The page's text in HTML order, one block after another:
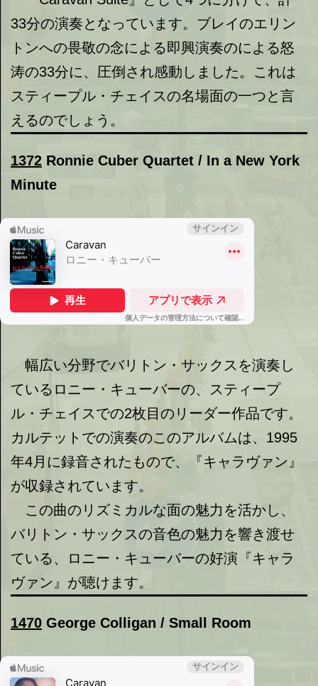
33分の演奏となっています。ブレイのエリン
トンへの畏敬の念による即興演奏のによる怒
涛の33分に、圧倒され感動しました。これは
スティープル・チェイスの名場面の一つと言
えるのでしょう。
1372 Ronnie Cuber Quartet / In a New York
Minute
幅広い分野でバリトン・サックスを演奏し
ているロニー・キューバーの、スティープ
ル・チェイスでの2枚目のリーダー作品です。
カルテットでの演奏のこのアルバムは、1995
年4月に録音されたもので、『キャラヴァン』
が収録されています。
この曲のリズミカルな面の魅力を活かし、
バリトン・サックスの音色の魅力を響き渡せ
ている、ロニー・キューバーの好演『キャラ
ヴァン』が聴けます。
1470 George Colligan / Small Room